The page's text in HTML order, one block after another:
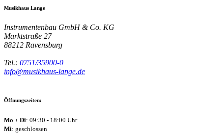
Musikhaus Lange
Instrumentenbau GmbH & Co. KG
Marktstraße 27
88212 Ravensburg
Tel.: 0751/35900-0
info@musikhaus-lange.de
Öffnungszeiten:
Mo + Di: 09:30 - 18:00 Uhr
Mi: geschlossen